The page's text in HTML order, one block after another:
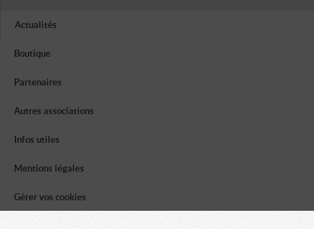
Actualités
Boutique
Partenaires
Autres associations
Infos utiles
Mentions légales
Gérer vos cookies